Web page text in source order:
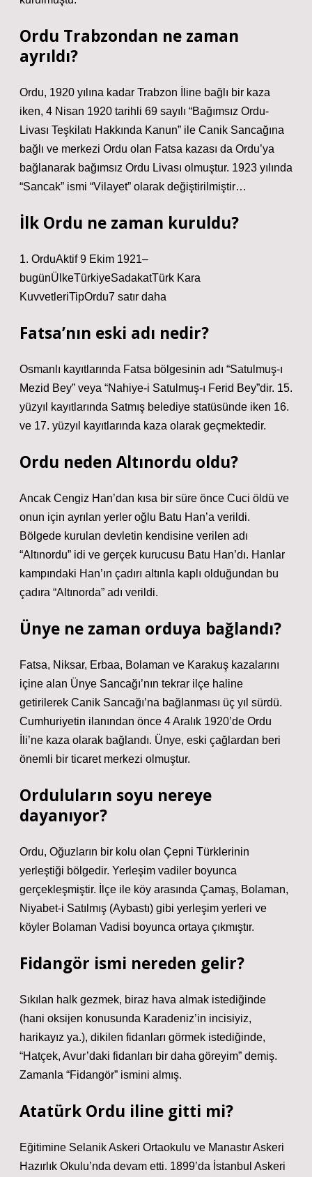
Ordu Trabzondan ne zaman
ayrıldı?
Ordu, 1920 yılına kadar Trabzon İline bağlı bir kaza
iken, 4 Nisan 1920 tarihli 69 sayılı “Bağımsız Ordu-
Livası Teşkilatı Hakkında Kanun” ile Canik Sancağına
bağlı ve merkezi Ordu olan Fatsa kazası da Ordu’ya
bağlanarak bağımsız Ordu Livası olmuştur. 1923 yılında
“Sancak” ismi “Vilayet” olarak değiştirilmiştir…
İlk Ordu ne zaman kuruldu?
1. OrduAktif 9 Ekim 1921–
bugünÜlkeTürkiyeSadakatTürk Kara
KuvvetleriTipOrdu7 satır daha
Fatsa’nın eski adı nedir?
Osmanlı kayıtlarında Fatsa bölgesinin adı “Satulmuş-ı
Mezid Bey” veya “Nahiye-i Satulmuş-ı Ferid Bey”dir. 15.
yüzyıl kayıtlarında Satmış belediye statüsünde iken 16.
ve 17. yüzyıl kayıtlarında kaza olarak geçmektedir.
Ordu neden Altınordu oldu?
Ancak Cengiz Han’dan kısa bir süre önce Cuci öldü ve
onun için ayrılan yerler oğlu Batu Han’a verildi.
Bölgede kurulan devletin kendisine verilen adı
“Altınordu” idi ve gerçek kurucusu Batu Han’dı. Hanlar
kampındaki Han’ın çadırı altınla kaplı olduğundan bu
çadıra “Altınorda” adı verildi.
Ünye ne zaman orduya bağlandı?
Fatsa, Niksar, Erbaa, Bolaman ve Karakuş kazalarını
içine alan Ünye Sancağı’nın tekrar ilçe haline
getirilerek Canik Sancağı’na bağlanması üç yıl sürdü.
Cumhuriyetin ilanından önce 4 Aralık 1920’de Ordu
İli’ne kaza olarak bağlandı. Ünye, eski çağlardan beri
önemli bir ticaret merkezi olmuştur.
Orduluların soyu nereye
dayanıyor?
Ordu, Oğuzların bir kolu olan Çepni Türklerinin
yerleştiği bölgedir. Yerleşim vadiler boyunca
gerçekleşmiştir. İlçe ile köy arasında Çamaş, Bolaman,
Niyabet-i Satılmış (Aybastı) gibi yerleşim yerleri ve
köyler Bolaman Vadisi boyunca ortaya çıkmıştır.
Fidangör ismi nereden gelir?
Sıkılan halk gezmek, biraz hava almak istediğinde
(hani oksijen konusunda Karadeniz’in incisiyiz,
harikayız ya.), dikilen fidanları görmek istediğinde,
“Hatçek, Avur’daki fidanları bir daha göreyim” demiş.
Zamanla “Fidangör” ismini almış.
Atatürk Ordu iline gitti mi?
Eğitimine Selanik Askeri Ortaokulu ve Manastır Askeri
Hazırlık Okulu’nda devam etti. 1899’da İstanbul Askeri